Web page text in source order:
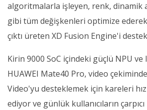
algoritmalarla işleyen, renk, dinamik
gibi tüm değişkenleri optimize
çıktı üreten XD Fusion Engine'i
Kirin 9000 SoC içindeki güçlü NPU ve
HUAWEI Mate40 Pro, video
Video'yu desteklemek için kareleri
ediyor ve günlük kullanıcıların